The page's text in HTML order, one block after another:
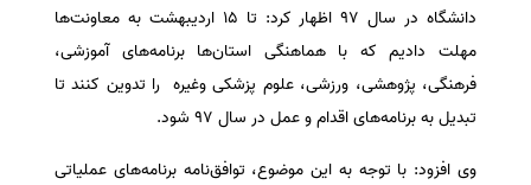
دانشگاه در سال ۹۷ اظهار کرد: تا ۱۵ اردیبهشت به معاونت‌ها
مهلت دادیم که با هماهنگی استان‌ها برنامه‌های آموزشی،
فرهنگی، پژوهشی، ورزشی، علوم پزشکی وغیره را تدوین کنند تا
تبدیل به برنامه‌های اقدام و عمل در سال ۹۷ شود.
وی افزود: با توجه به این موضوع، توافق‌نامه برنامه‌های عملیاتی